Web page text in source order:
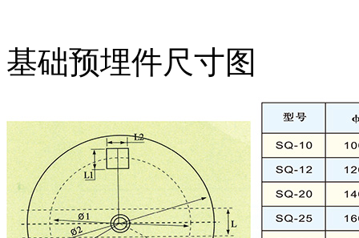
基础预埋件尺寸图